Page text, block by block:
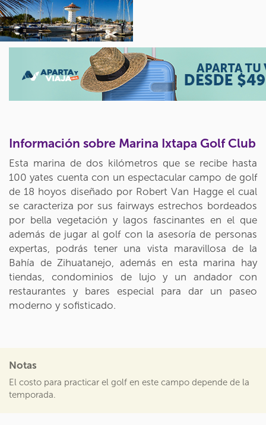
Información sobre Marina Ixtapa Golf Club
Esta marina de dos kilómetros que se recibe hasta
100 yates cuenta con un espectacular campo de golf
de 18 hoyos diseñado por Robert Van Hagge el cual
se caracteriza por sus fairways estrechos bordeados
por bella vegetación y lagos fascinantes en el que
además de jugar al golf con la asesoría de personas
expertas, podrás tener una vista maravillosa de la
Bahía de Zihuatanejo, además en esta marina hay
tiendas, condominios de lujo y un andador con
restaurantes y bares especial para dar un paseo
moderno y sofisticado.
Notas
El costo para practicar el golf en este campo depende de la
temporada.